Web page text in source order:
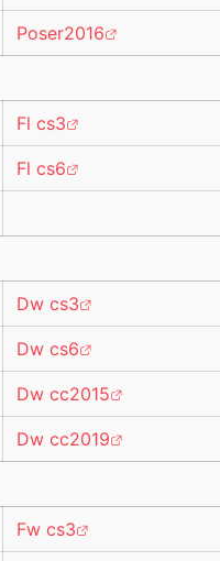
Poser2016
Fl cs3
Fl cs6
Dw cs3
Dw cs6
Dw cc2015
Dw cc2019
Fw cs3